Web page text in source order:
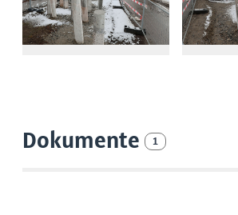
Dokumente 1